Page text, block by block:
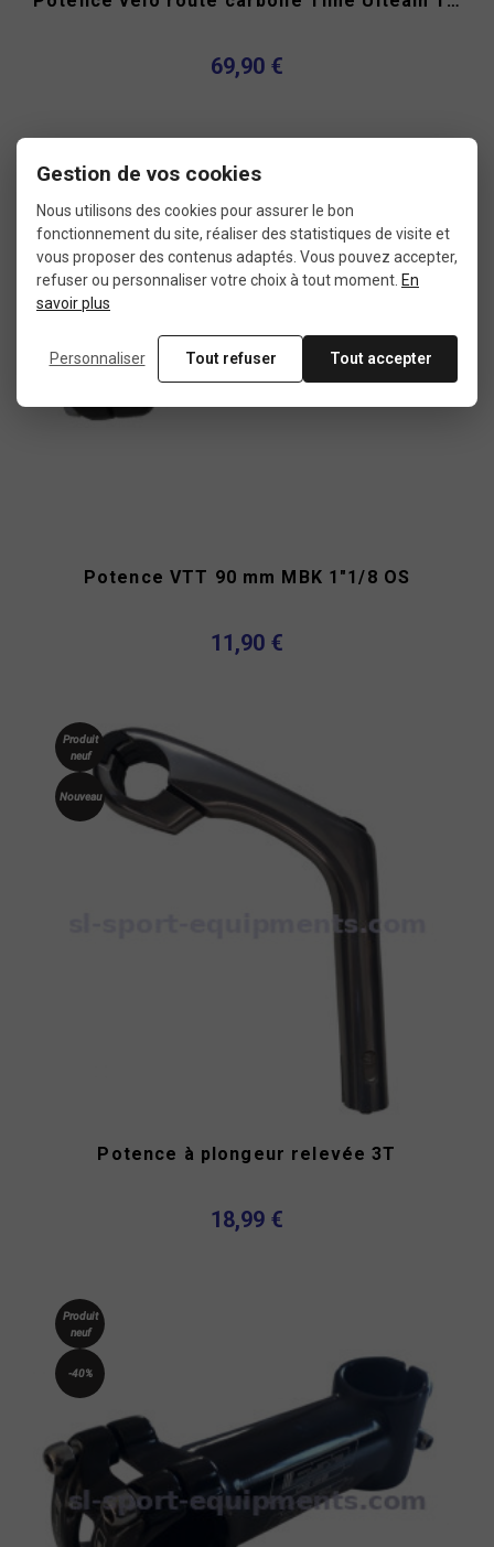
69,90 €
neuf
Potence VTT 90 mm MBK 1"1/8 OS
11,90 €
Produit
neuf
Nouveau
Potence à plongeur relevée 3T
18,99 €
Produit
neuf
-40%
Gestion de vos cookies
Nous utilisons des cookies pour assurer le bon
fonctionnement du site, réaliser des statistiques de visite et
vous proposer des contenus adaptés. Vous pouvez accepter,
refuser ou personnaliser votre choix à tout moment. En
savoir plus
Personnaliser Tout refuser Tout accepter